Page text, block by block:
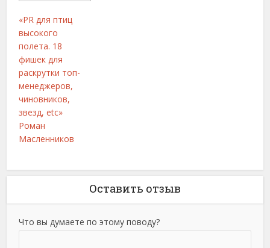
«PR для птиц
высокого
полета. 18
фишек для
раскрутки топ-
менеджеров,
чиновников,
звезд, etc»
Роман
Масленников
Оставить отзыв
Что вы думаете по этому поводу?